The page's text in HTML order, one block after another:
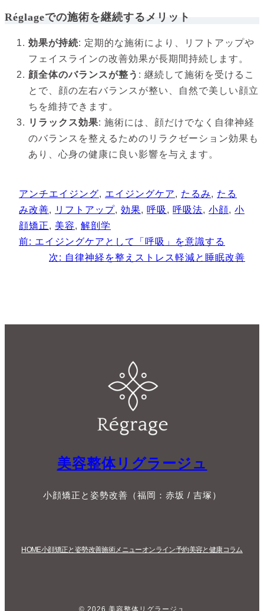
Réglageでの施術を継続するメリット
効果が持続: 定期的な施術により、リフトアップや
フェイスラインの改善効果が長期間持続します。
顔全体のバランスが整う : 継続して施術を受けるこ
とで、顔の左右バランスが整い、自然で美しい顔立
ちを維持できます。
リラックス効果: 施術には、顔だけでなく自律神経
のバランスを整えるためのリラクゼーション効果も
あり、心身の健康に良い影響を与えます。
アンチエイジング, エイジングケア, たるみ, たる
み改善, リフトアップ, 効果, 呼吸 , 呼吸法, 小顔, 小
顔矯正, 美容, 解剖学
前: エイジングケアとして「呼吸」を意識する
次: 自律神経を整えストレス軽減と睡眠改善
美容整体リグラージュ
小顔矯正と姿勢改善（福岡：赤坂 / 吉塚）
HOME小顔矯正と姿勢改善施術メニューオンライン予約美容と健康コラム